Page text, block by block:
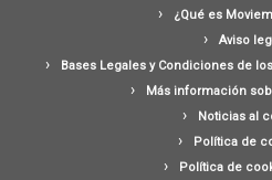
¿Qué es
Aviso
Bases Legales y Condiciones de
Más información
Noticias al
Política de
Política de